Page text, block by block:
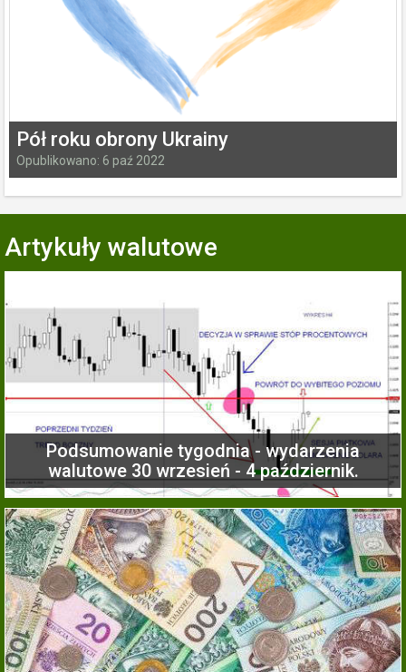
Pół roku obrony Ukrainy
Opublikowano: 6 paź 2022
Artykuły walutowe
Podsumowanie tygodnia - wydarzenia
walutowe 30 wrzesień - 4 październik.